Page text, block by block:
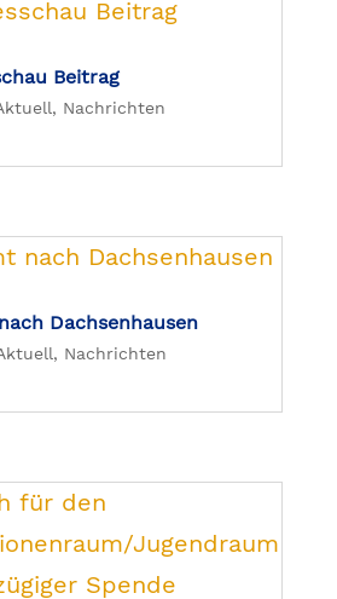
Beitrag
, Nachrichten
Dachsenhausen
, Nachrichten